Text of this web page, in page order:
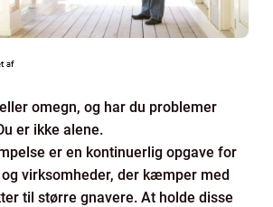
omegn, og har du problemer
er ikke alene.
er en kontinuerlig opgave for
virksomheder, der kæmper med
til større gnavere. At holde disse